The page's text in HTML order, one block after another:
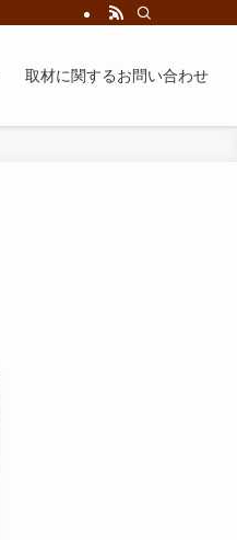
取材に関するお問い合わせ